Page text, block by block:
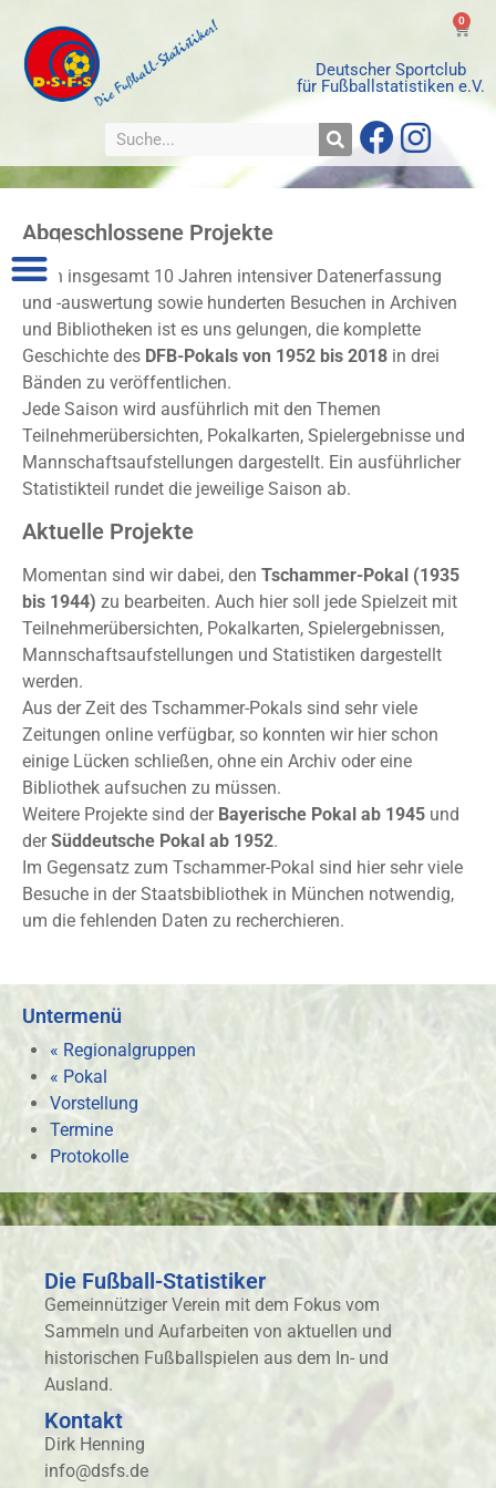
Deutscher Sportclub
für Fußballstatistiken e.V.
0
Abgeschlossene Projekte
Nach insgesamt 10 Jahren intensiver Datenerfassung
und -auswertung sowie hunderten Besuchen in Archiven
und Bibliotheken ist es uns gelungen, die komplette
Geschichte des DFB-Pokals von 1952 bis 2018 in drei
Bänden zu veröffentlichen.
Jede Saison wird ausführlich mit den Themen
Teilnehmerübersichten, Pokalkarten, Spielergebnisse und
Mannschaftsaufstellungen dargestellt. Ein ausführlicher
Statistikteil rundet die jeweilige Saison ab.
Aktuelle Projekte
Momentan sind wir dabei, den Tschammer-Pokal (1935
bis 1944) zu bearbeiten. Auch hier soll jede Spielzeit mit
Teilnehmerübersichten, Pokalkarten, Spielergebnissen,
Mannschaftsaufstellungen und Statistiken dargestellt
werden.
Aus der Zeit des Tschammer-Pokals sind sehr viele
Zeitungen online verfügbar, so konnten wir hier schon
einige Lücken schließen, ohne ein Archiv oder eine
Bibliothek aufsuchen zu müssen.
Weitere Projekte sind der Bayerische Pokal ab 1945 und
derSüddeutsche Pokal ab 1952.
Im Gegensatz zum Tschammer-Pokal sind hier sehr viele
Besuche in der Staatsbibliothek in München notwendig,
um die fehlenden Daten zu recherchieren.
Untermenü
« Regionalgruppen
« Pokal
Vorstellung
Termine
Protokolle
Die Fußball-Statistiker
Gemeinnütziger Verein mit dem Fokus vom
Sammeln und Aufarbeiten von aktuellen und
historischen Fußballspielen aus dem In- und
Ausland.
Kontakt
Dirk Henning
info@dsfs.de